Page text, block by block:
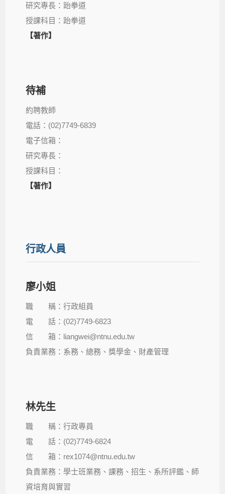
研究專長：跆拳道
授課科目：跆拳道
【著作】
待補
約聘教師
電話：(02)7749-6839
電子信箱：
研究專長：
授課科目：
【著作】
行政人員
廖小姐
職 稱：行政組員
電 話：(02)7749-6823
信 箱：liangwei@ntnu.edu.tw
負責業務：系務、總務、獎學金、財產管理
林先生
職 稱：行政專員
電 話：(02)7749-6824
信 箱：rex1074@ntnu.edu.tw
負責業務：學士班業務、課務、招生、系所評鑑、師
資培育與實習